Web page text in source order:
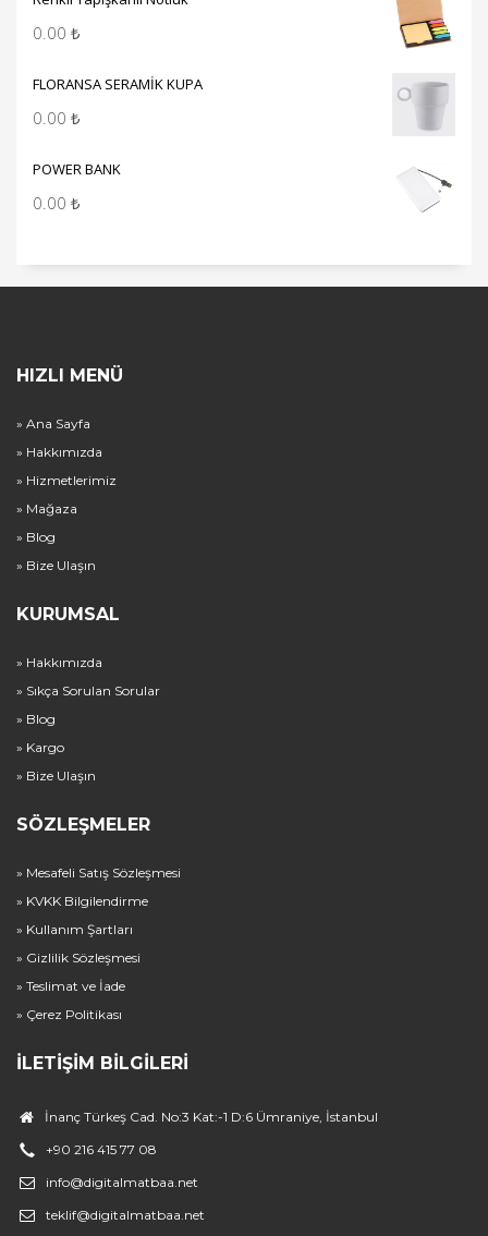
0.00 ₺
FLORANSA SERAMİK KUPA
0.00 ₺
POWER BANK
0.00 ₺
HIZLI MENÜ
» Ana Sayfa
» Hakkımızda
» Hizmetlerimiz
» Mağaza
» Blog
» Bize Ulaşın
KURUMSAL
» Hakkımızda
» Sıkça Sorulan Sorular
» Blog
» Kargo
» Bize Ulaşın
SÖZLEŞMELER
» Mesafeli Satış Sözleşmesi
» KVKK Bilgilendirme
» Kullanım Şartları
» Gizlilik Sözleşmesi
» Teslimat ve İade
» Çerez Politikası
İLETIŞIM BILGILERI
İnanç Türkeş Cad. No:3 Kat:-1 D:6 Ümraniye, İstanbul
+90 216 415 77 08
info@digitalmatbaa.net
teklif@digitalmatbaa.net